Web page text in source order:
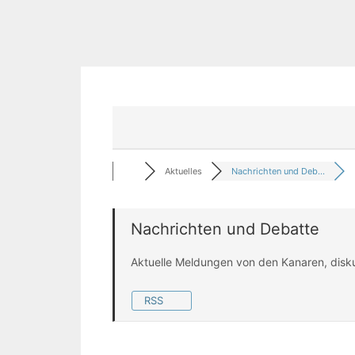
Aktuelles Nachrichten und Deb...
Nachrichten und Debatte
Aktuelle Meldungen von den Kanaren,
RSS